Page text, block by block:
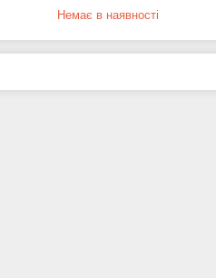
Немає в наявності